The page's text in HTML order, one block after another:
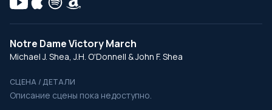
Notre Dame Victory March
Michael J. Shea, J.H. O'Donnell & John F. Shea
СЦЕНА / ДЕТАЛИ
Описание сцены пока недоступно.